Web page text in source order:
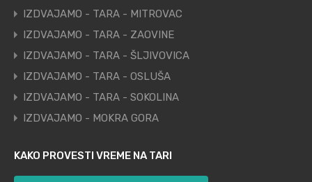
IZDVAJAMO - TARA - MITROVAC
IZDVAJAMO - TARA - ZAOVINE
IZDVAJAMO - TARA - ŠLJIVOVICA
IZDVAJAMO - TARA - OSLUŠA
IZDVAJAMO - TARA - SOKOLINA
IZDVAJAMO - MOKRA GORA
KAKO PROVESTI VREME NA TARI